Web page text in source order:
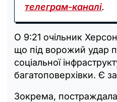
телеграм-каналі.
О 9:21 очільник
що під ворожий удар
соціальної
багатоповерхівки. Є
Зокрема, постраждала